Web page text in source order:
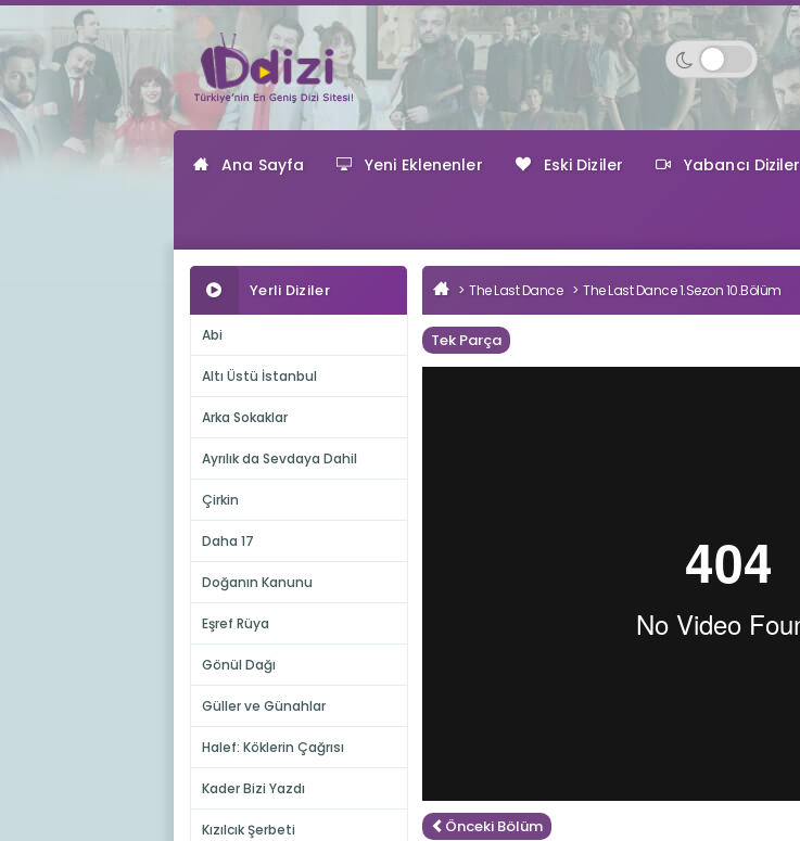
Ana Sayfa Yeni Eklenenler Eski Diziler Yabancı Diziler
Yerli Diziler
Abi
Altı Üstü İstanbul
Arka Sokaklar
Ayrılık da Sevdaya Dahil
Çirkin
Daha 17
Doğanın Kanunu
Eşref Rüya
Gönül Dağı
Güller ve Günahlar
Halef: Köklerin Çağrısı
Kader Bizi Yazdı
Kızılcık Şerbeti
The Last Dance The Last Dance 1.Sezon 10.Bölüm
Tek Parça
Önceki Bölüm